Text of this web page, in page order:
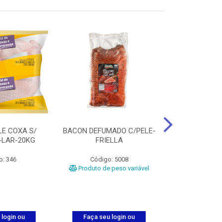
COXA S/
20KG
346
login ou
BACON DEFUMADO C/PELE-
FRIELLA
Código: 5008
Produto de peso variável
Faça seu login ou